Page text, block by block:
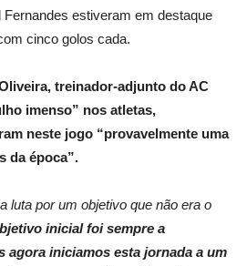
estiveram em destaque
cinco golos cada.
treinador-adjunto do AC
imenso” nos atletas,
neste jogo “provavelmente uma
da época”.
luta por um objetivo que não era o
inicial foi sempre a
agora iniciamos esta jornada a um